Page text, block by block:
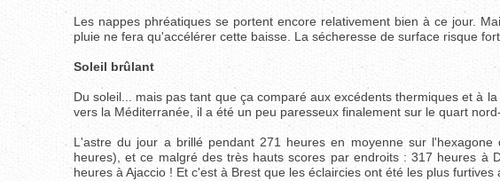
Les nappes phréatiques se portent encore relativement bien à ce jour.
pluie ne fera qu'accélérer cette baisse. La sécheresse de surface risque
Soleil brûlant
Du soleil... mais pas tant que ça comparé aux excédents thermiques et à
vers la Méditerranée, il a été un peu paresseux finalement sur le quart
L'astre du jour a brillé pendant 271 heures en moyenne sur
heures), et ce malgré des très hauts scores par endroits : 317 heures à
heures à Ajaccio ! Et c'est à Brest que les éclaircies ont été les plus